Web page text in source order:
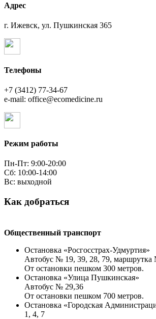
Адрес
г. Ижевск, ул. Пушкинская 365
Телефоны
+7 (3412) 77-34-67
e-mail: office@ecomedicine.ru
Режим работы
Пн-Пт: 9:00-20:00
Сб: 10:00-14:00
Вс: выходной
Как добраться
Общественный транспорт
Остановка «Росгосстрах-Удмуртия»
Автобус № 19, 39, 28, 79, маршрутка
От остановки пешком 300 метров.
Остановка «Улица Пушкинская»
Автобус № 29,36
От остановки пешком 700 метров.
Остановка «Городская
1, 4, 7